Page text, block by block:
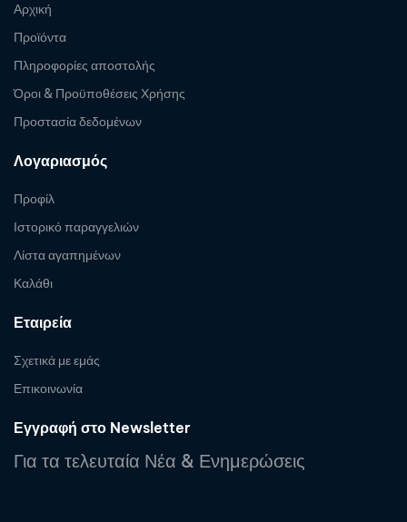
Αρχική
Προϊόντα
Πληροφορίες αποστολής
Όροι & Προϋποθέσεις Χρήσης
Προστασία δεδομένων
Λογαριασμός
Προφίλ
Ιστορικό παραγγελιών
Λίστα αγαπημένων
Καλάθι
Εταιρεία
Σχετικά με εμάς
Επικοινωνία
Εγγραφή στο Newsletter
Για τα τελευταία Νέα & Ενημερώσεις